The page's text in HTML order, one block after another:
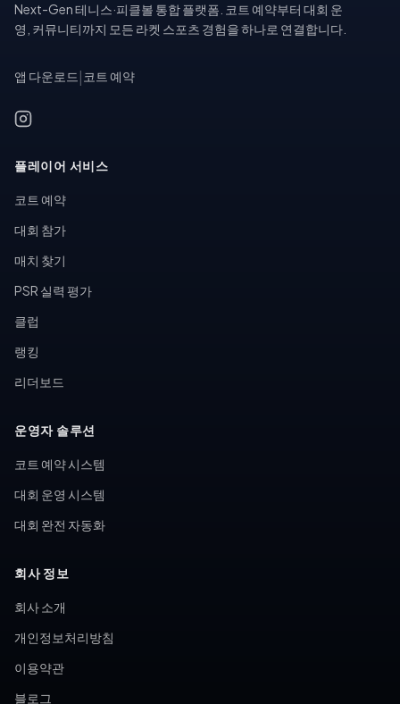
Next-Gen 테니스·피클볼 통합 플랫폼. 코트 예약부터 대회 운
영, 커뮤니티까지 모든 라켓 스포츠 경험을 하나로 연결합니다.
앱 다운로드 코트 예약
플레이어 서비스
코트 예약
대회 참가
매치 찾기
PSR 실력 평가
클럽
랭킹
리더보드
운영자 솔루션
코트 예약 시스템
대회 운영 시스템
대회 완전 자동화
회사 정보
회사 소개
개인정보처리방침
이용약관
블로그